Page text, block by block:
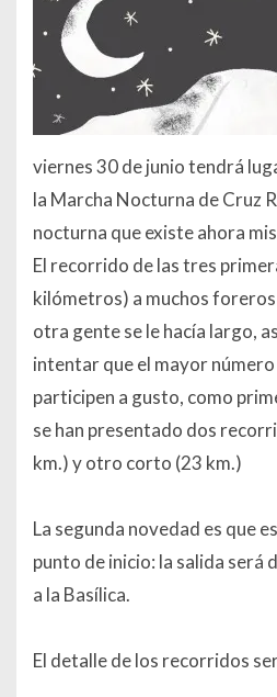
viernes 30 de junio tendrá
la Marcha Nocturna de Cruz
nocturna que existe ahora
El recorrido de las tres
kilómetros) a muchos
otra gente se le hacía largo,
intentar que el mayor
participen a gusto, como
se han presentado dos
km.) y otro corto (23 km.)
La segunda novedad es que
punto de inicio: la salida será
a la Basílica.
El detalle de los recorridos